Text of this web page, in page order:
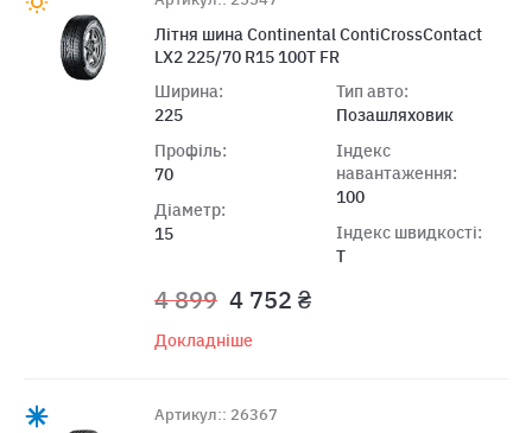
Літня шина Continental ContiCrossContact
LX2 225/70 R15 100T FR
Ширина:
225
Профіль:
70
Діаметр:
15
Тип авто:
Позашляховик
Індекс
навантаження:
100
Індекс швидкості:
T
4 899 4 752 ₴
Докладніше
Артикул:: 26367